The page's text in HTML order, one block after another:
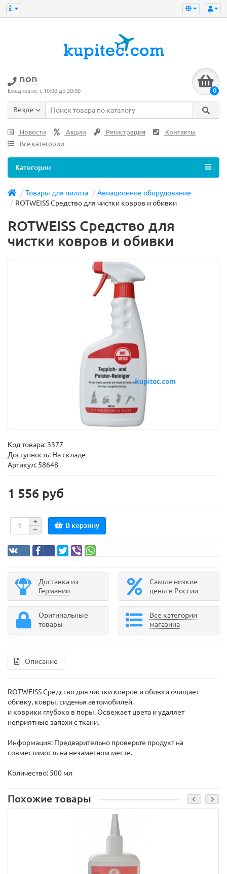
non
Ежедневно, с 10:00 до 20:00 0
Везде
Новости Акции Регистрация
Контакты
Все категории
Категории
Товары для пилота
Авиационное оборудование
ROTWEISS Средство для чистки ковров и обивки
ROTWEISS Средство для
чистки ковров и обивки
Код товара: 3377
Доступность: На складе
Артикул: 58648
1 556 руб
В корзину
Доставка из
Германии
Самые низкие
цены в России
Оригинальные
товары
Все категории
магазина
Описание
ROTWEISS Средство для чистки ковров и обивки очищает
обивку, ковры, сиденья автомобилей.
и коврики глубоко в поры. Освежает цвета и удаляет
неприятные запахи с ткани.
Информация: Предварительно проверьте продукт на
совместимость на незаметном месте.
Количество: 500 мл
Похожие товары